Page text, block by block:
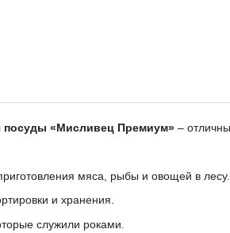
«Мисливец Премиум» –
мяса, рыбы и овощей в лесу.
и хранения.
служили роками.